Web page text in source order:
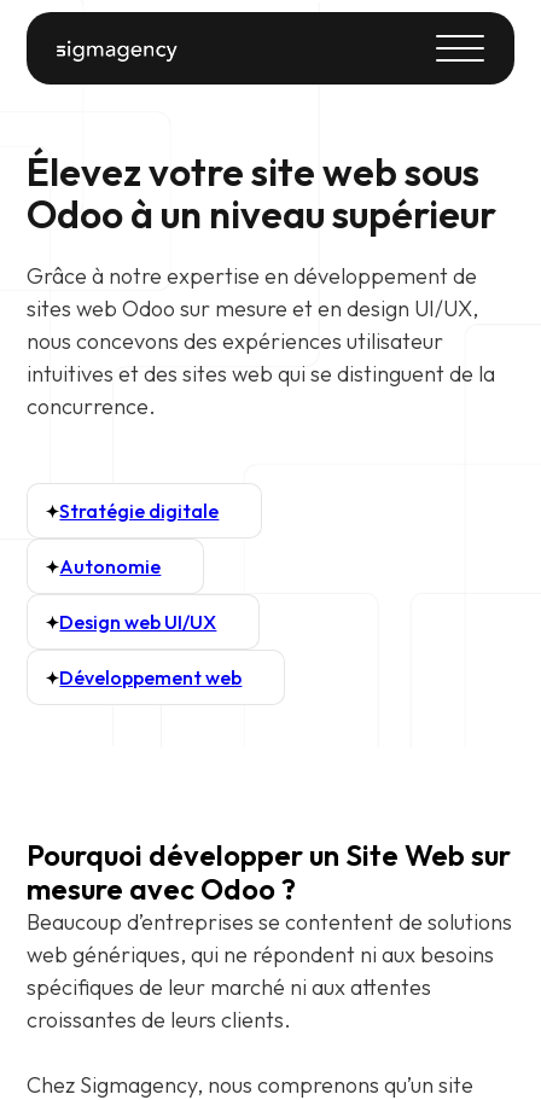
Élevez votre site web sous
Odoo à un niveau supérieur
Grâce à notre expertise en développement de
sites web Odoo sur mesure et en design UI/UX,
nous concevons des expériences utilisateur
intuitives et des sites web qui se distinguent de la
concurrence.
Stratégie digitale
Autonomie
Design web UI/UX
Développement web
Pourquoi développer un Site Web sur
mesure avec Odoo ?
Beaucoup d’entreprises se contentent de solutions
web génériques, qui ne répondent ni aux besoins
spécifiques de leur marché ni aux attentes
croissantes de leurs clients.
Chez Sigmagency, nous comprenons qu’un site